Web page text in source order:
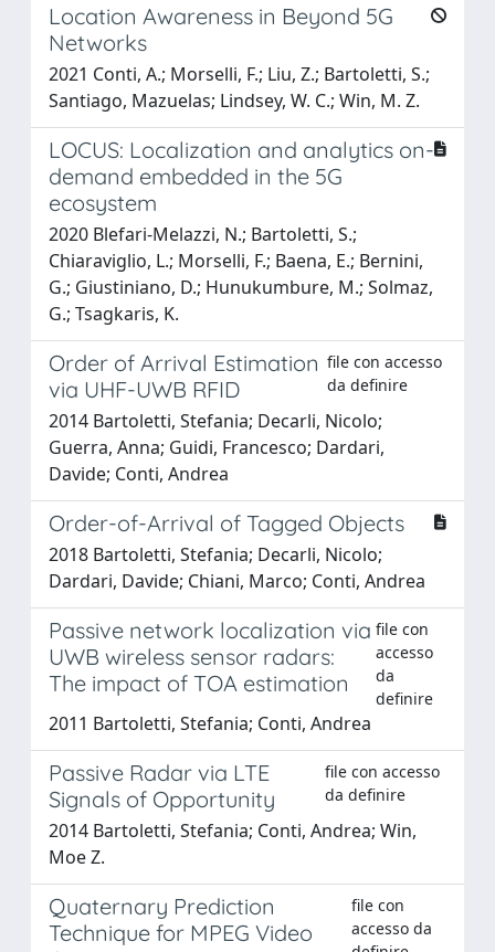
Location Awareness in Beyond 5G
Networks
2021 Conti, A.; Morselli, F.; Liu, Z.; Bartoletti, S.;
Santiago, Mazuelas; Lindsey, W. C.; Win, M. Z.
LOCUS: Localization and analytics on-
demand embedded in the 5G
ecosystem
2020 Blefari-Melazzi, N.; Bartoletti, S.;
Chiaraviglio, L.; Morselli, F.; Baena, E.; Bernini,
G.; Giustiniano, D.; Hunukumbure, M.; Solmaz,
G.; Tsagkaris, K.
Order of Arrival Estimation
via UHF-UWB RFID
file con accesso
da definire
2014 Bartoletti, Stefania; Decarli, Nicolo;
Guerra, Anna; Guidi, Francesco; Dardari,
Davide; Conti, Andrea
Order-of-Arrival of Tagged Objects
2018 Bartoletti, Stefania; Decarli, Nicolo;
Dardari, Davide; Chiani, Marco; Conti, Andrea
Passive network localization via
UWB wireless sensor radars:
The impact of TOA estimation
file con
accesso
da
definire
2011 Bartoletti, Stefania; Conti, Andrea
Passive Radar via LTE
Signals of Opportunity
file con accesso
da definire
2014 Bartoletti, Stefania; Conti, Andrea; Win,
Moe Z.
Quaternary Prediction
Technique for MPEG Video
file con
accesso da